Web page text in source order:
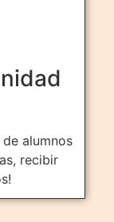
alumnos
recibir